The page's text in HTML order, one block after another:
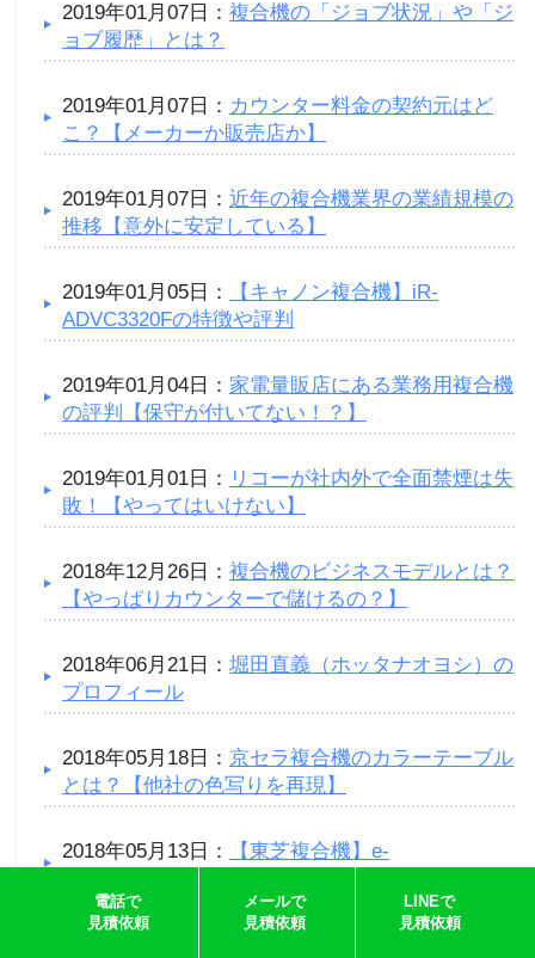
2019年01月07日： 複合機の「ジョブ状況」や「ジ
ョブ履歴」とは？
2019年01月07日： カウンター料金の契約元はど
こ？【メーカーか販売店か】
2019年01月07日： 近年の複合機業界の業績規模の
推移【意外に安定している】
2019年01月05日：
【キャノン複合機】iR-
ADVC3320Fの特徴や評判
2019年01月04日： 家電量販店にある業務用複合機
の評判【保守が付いてない！？】
2019年01月01日： リコーが社内外で全面禁煙は失
敗！【やってはいけない】
2018年12月26日： 複合機のビジネスモデルとは？
【やっぱりカウンターで儲けるの？】
2018年06月21日： 堀田直義（ホッタナオヨシ）の
プロフィール
2018年05月18日： 京セラ複合機のカラーテーブル
とは？【他社の色写りを再現】
2018年05月13日：
【東芝複合機】e-
電話で
見積依頼
メールで
見積依頼
LINEで
見積依頼